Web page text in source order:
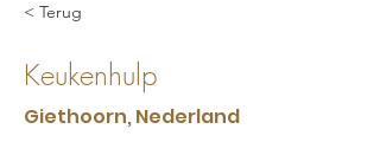
< Terug
Keukenhulp
Giethoorn, Nederland